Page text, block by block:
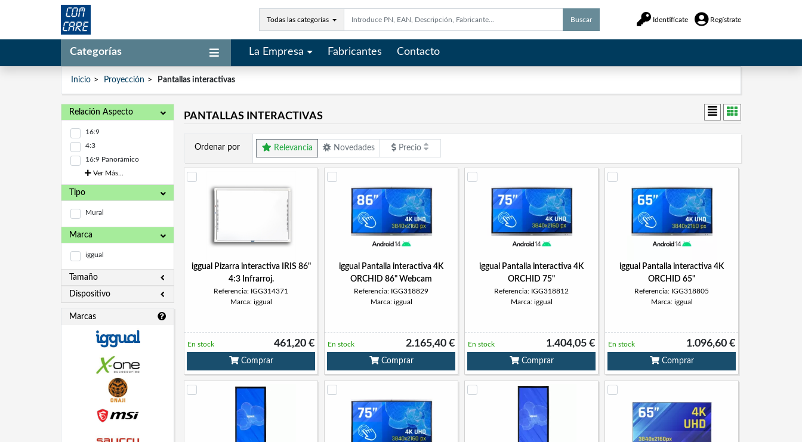
Todas las categorías Buscar Identifícate Regístrate
Categorías La Empresa Fabricantes Contacto
Inicio Proyección Pantallas interactivas
Relación Aspecto
16:9
4:3
16:9 Panorámico
Ver Más...
Tipo
Mural
Marca
iggual
Tamaño
Dispositivo
Marcas
PANTALLAS INTERACTIVAS
Ordenar por Relevancia Novedades Precio
iggual Pizarra interactiva IRIS 86"
4:3 Infrarroj.
Referencia: IGG314371
Marca: iggual
461,20 €
En stock
Comprar
iggual Pantalla interactiva 4K
ORCHID 86" Webcam
Referencia: IGG318829
Marca: iggual
2.165,40 €
En stock
Comprar
iggual Pantalla interactiva 4K
ORCHID 75"
Referencia: IGG318812
Marca: iggual
1.404,05 €
En stock
Comprar
iggual Pantalla interactiva 4K
ORCHID 65"
Referencia: IGG318805
Marca: iggual
1.096,60 €
En stock
Comprar